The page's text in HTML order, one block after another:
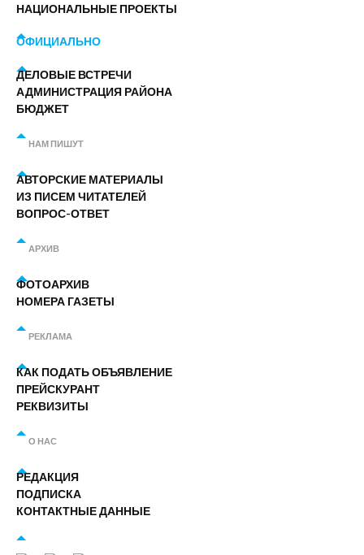
НАЦИОНАЛЬНЫЕ ПРОЕКТЫ
ОФИЦИАЛЬНО
ДЕЛОВЫЕ ВСТРЕЧИ
АДМИНИСТРАЦИЯ РАЙОНА
БЮДЖЕТ
НАМ ПИШУТ
АВТОРСКИЕ МАТЕРИАЛЫ
ИЗ ПИСЕМ ЧИТАТЕЛЕЙ
ВОПРОС-ОТВЕТ
АРХИВ
ФОТОАРХИВ
НОМЕРА ГАЗЕТЫ
РЕКЛАМА
КАК ПОДАТЬ ОБЪЯВЛЕНИЕ
ПРЕЙСКУРАНТ
РЕКВИЗИТЫ
О НАС
РЕДАКЦИЯ
ПОДПИСКА
КОНТАКТНЫЕ ДАННЫЕ